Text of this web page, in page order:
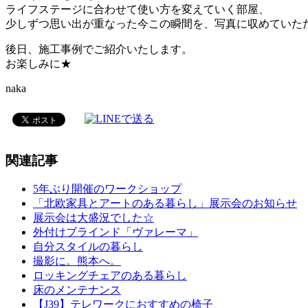
ライフステージに合わせて使い方を変えていく部屋、
少しずつ思い出が重なった今この瞬間を、写真に収めていた
後日、施工事例でご紹介いたします。
お楽しみに★
naka
関連記事
5年ぶり開催のワークショップ
「北欧家具とアートのある暮らし」展示会のお知らせ
展示会は大盛況でした☆
外付けブラインド「ヴァレーマ」
自分スタイルの暮らし
撮影に。熊本へ。
ロッキングチェアのある暮らし
床のメンテナンス
【J39】テレワークにおすすめの椅子